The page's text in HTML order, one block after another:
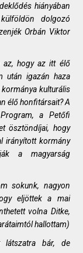
hiányában
dolgozó
Orbán Viktor
az, hogy az itt élő
után igazán haza
kulturális
élő honfitársait? A
a Petőfi
ösztöndíjai, hogy
irányított kormány
a magyarság
sokunk, nagyon
eljöttek a mai
volna Ditke,
hallottam)
látszatra bár, de